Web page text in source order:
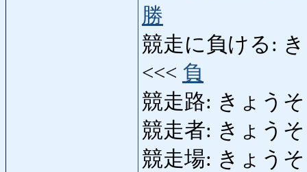
勝
競走に負ける:
<<< 負
競走路: きょう
競走者: きょう
競走場: きょう